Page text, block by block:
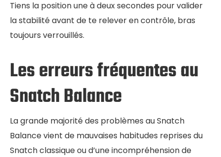
Tiens la position une à deux secondes pour valider
la stabilité avant de te relever en contrôle, bras
toujours verrouillés.
Les erreurs fréquentes au
Snatch Balance
La grande majorité des problèmes au Snatch
Balance vient de mauvaises habitudes reprises du
Snatch classique ou d’une incompréhension de